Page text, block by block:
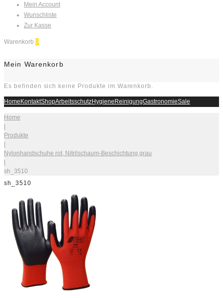
Mein Account
Wunschliste
Zur Kasse
Warenkorb 0
Mein Warenkorb
Es befinden sich keine Produkte im Warenkorb.
HomeKontaktShopArbeitsschutzHygieneReinigungGastronomieSale
Home
|
Produkte
|
Nylonhandschuhe rot, Nitrilschaum-Beschichtung grau
|
sh_3510
sh_3510